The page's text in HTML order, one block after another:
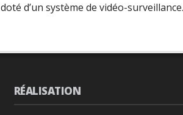
doté d’un système de vidéo-surveillance
RÉALISATION